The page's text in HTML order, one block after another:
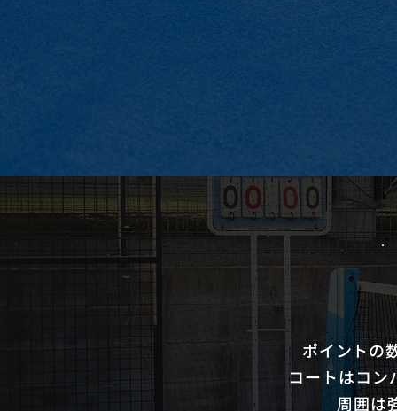
ポイントの
コートはコン
周囲は